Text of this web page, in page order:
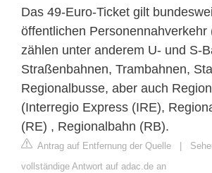
Das 49-Euro-Ticket gilt
öffentlichen Personennahverkehr
zählen unter anderem U- und S-
Straßenbahnen, Trambahnen,
Regionalbusse, aber auch
(Interregio Express (IRE),
(RE) , Regionalbahn (RB).
Antrag auf Entfernung der Quelle |
vollständige Antwort auf adac.de an